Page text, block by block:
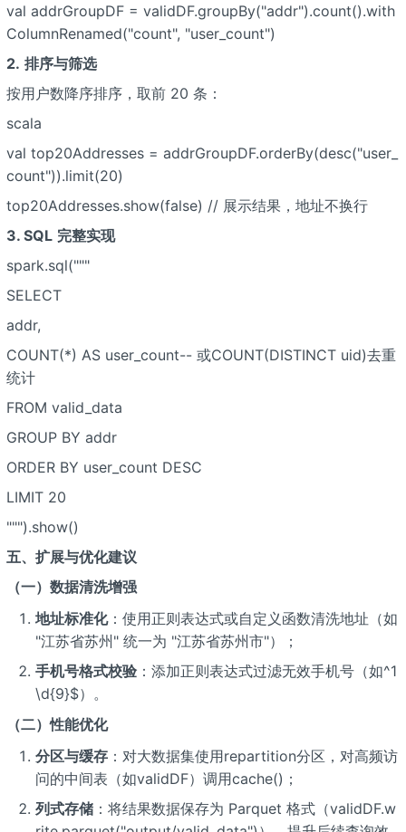
val addrGroupDF = validDF.groupBy("addr").count().with
ColumnRenamed("count", "user_count")
2. 排序与筛选
按用户数降序排序，取前 20 条：
scala
val top20Addresses = addrGroupDF.orderBy(desc("user_
count")).limit(20)
top20Addresses.show(false) // 展示结果，地址不换行
3. SQL 完整实现
spark.sql("""
SELECT
addr,
COUNT(*) AS user_count-- 或COUNT(DISTINCT uid)去重
统计
FROM valid_data
GROUP BY addr
ORDER BY user_count DESC
LIMIT 20
""").show()
五、扩展与优化建议
（一）数据清洗增强
地址标准化：使用正则表达式或自定义函数清洗地址（如
"江苏省苏州" 统一为 "江苏省苏州市"）；
手机号格式校验：添加正则表达式过滤无效手机号（如^1
\d{9}$）。
（二）性能优化
分区与缓存：对大数据集使用repartition分区，对高频访
问的中间表（如validDF）调用cache()；
列式存储：将结果数据保存为 Parquet 格式（validDF.w